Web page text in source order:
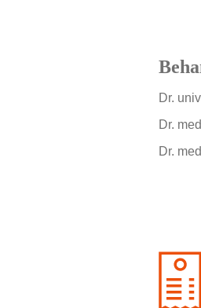
Dr.
Dr.
Dr.